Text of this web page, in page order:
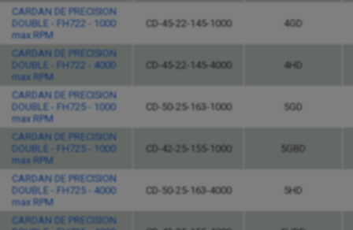
CARDAN DE PRECISION
DOUBLE - FH722 - 1000
max RPM
CD-45-22-145-1000 4GD
CARDAN DE PRECISION
DOUBLE - FH722 - 4000
max RPM
CD-45-22-145-4000 4HD
CARDAN DE PRECISION
DOUBLE - FH725 - 1000
max RPM
CD-50-25-163-1000 5GD
CARDAN DE PRECISION
DOUBLE - FH725 - 1000
max RPM
CD-42-25-155-1000 5GBD
CARDAN DE PRECISION
DOUBLE - FH725 - 4000
max RPM
CD-50-25-163-4000 5HD
CARDAN DE PRECISION